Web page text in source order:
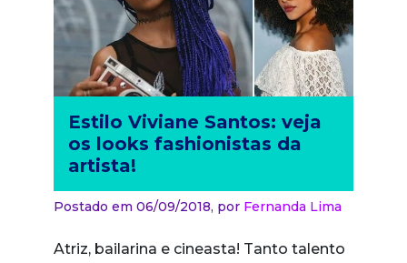
Estilo Viviane Santos: veja
os looks fashionistas da
artista!
Postado em 06/09/2018, por Fernanda Lima
Atriz, bailarina e cineasta! Tanto talento